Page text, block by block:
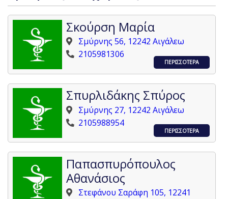
Σκούρση Μαρία
Σμύρνης 56, 12242 Αιγάλεω
2105981306
ΠΕΡΙΣΣΟΤΕΡΑ
Σπυρλιδάκης Σπύρος
Σμύρνης 27, 12242 Αιγάλεω
2105988954
ΠΕΡΙΣΣΟΤΕΡΑ
Παπασπυρόπουλος
Αθανάσιος
Στεφάνου Σαράφη 105, 12241